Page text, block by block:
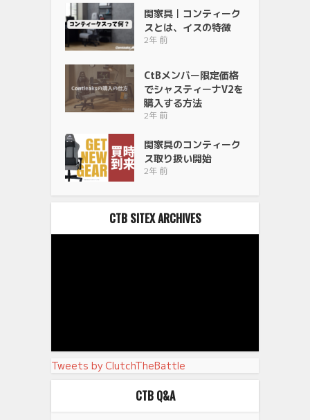
関家具｜コンティーク
スとは、イスの特徴
2年 前
CtBメンバー限定価格
でシャスティーナV2を
購入する方法
2年 前
関家具のコンティーク
ス取り扱い開始
2年 前
CTB SITEX ARCHIVES
Tweets by ClutchTheBattle
CTB Q&A